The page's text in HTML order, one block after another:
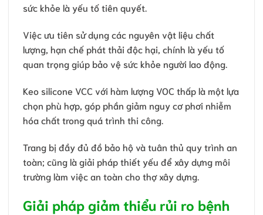
sức khỏe là yếu tố tiên quyết.
Việc ưu tiên sử dụng các nguyên vật liệu chất
lượng, hạn chế phát thải độc hại, chính là yếu tố
quan trọng giúp bảo vệ sức khỏe người lao động.
Keo silicone VCC với hàm lượng VOC thấp là một lựa
chọn phù hợp, góp phần giảm nguy cơ phơi nhiễm
hóa chất trong quá trình thi công.
Trang bị đầy đủ đồ bảo hộ và tuân thủ quy trình an
toàn; cũng là giải pháp thiết yếu để xây dựng môi
trường làm việc an toàn cho thợ xây dựng.
Giải pháp giảm thiểu rủi ro bệnh